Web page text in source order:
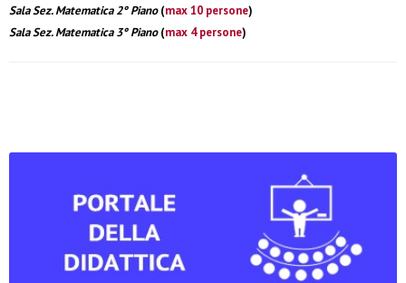
Sala Sez. Matematica 2° Piano(max 10 persone)
Sala Sez. Matematica 3° Piano(max 4 persone)